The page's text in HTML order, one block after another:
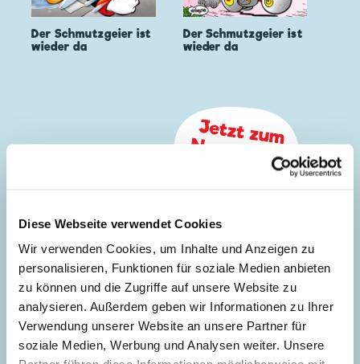
Diese Webseite verwendet Cookies
Wir verwenden Cookies, um Inhalte und Anzeigen zu
personalisieren, Funktionen für soziale Medien anbieten
zu können und die Zugriffe auf unsere Website zu
analysieren. Außerdem geben wir Informationen zu Ihrer
Verwendung unserer Website an unsere Partner für
soziale Medien, Werbung und Analysen weiter. Unsere
Der Schmutzgeier ist
wieder da
Der Schmutzgeier ist
wieder da